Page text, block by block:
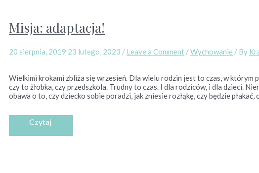
Misja: adaptacja!
20 sierpnia, 2019 23 lutego, 2023 / Leave a Comment /Wychowanie / By
Wielkimi krokami zbliża się wrzesień. Dla wielu rodzin jest to czas, w którym
czy to żłobka, czy przedszkola. Trudny to czas. I dla rodziców, i dla dzieci.
obawa o to, czy dziecko sobie poradzi, jak zniesie rozłąkę, czy będzie płakać,